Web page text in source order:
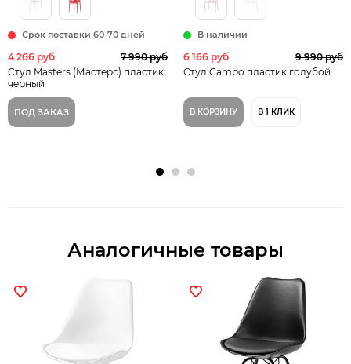
Срок поставки 60-70 дней
4 266 руб
7 990 руб
Стул Masters (Мастерс) пластик
черный
ПОД ЗАКАЗ
В наличии
6 166 руб
9 990 руб
Стул Campo пластик голубой
В КОРЗИНУ В 1 КЛИК
Аналогичные товары